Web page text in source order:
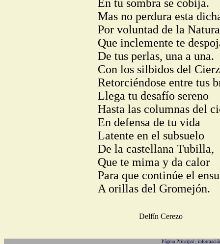
En tu sombra se cobija.
Mas no perdura esta
Por voluntad de la Natura
Que inclemente te
De tus perlas, una a una.
Con los silbidos del
Retorciéndose entre tus
Llega tu desafío sereno
Hasta las columnas del
En defensa de tu vida
Latente en el subsuelo
De la castellana Tubilla,
Que te mima y da calor
Para que continúe el
A orillas del Gromejón.
Delfín Cerezo
Página Principal |